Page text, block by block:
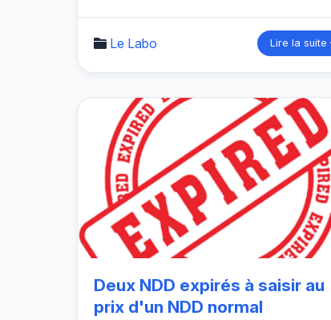
Le Labo Lire la suite
Deux NDD expirés à saisir au
prix d'un NDD normal